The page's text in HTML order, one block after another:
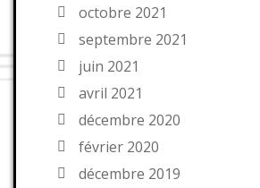
octobre 2021
septembre 2021
juin 2021
avril 2021
décembre 2020
février 2020
décembre 2019